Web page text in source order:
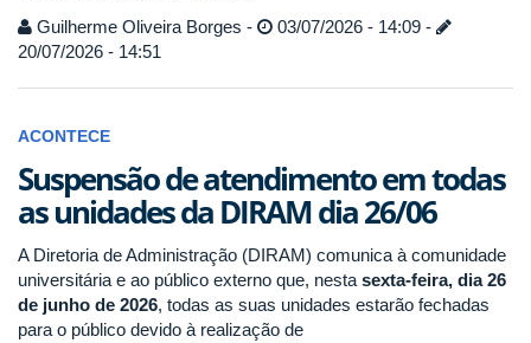
Guilherme Oliveira Borges -
03/07/2026 - 14:09 -
20/07/2026 - 14:51
ACONTECE
Suspensão de atendimento em todas
as unidades da DIRAM dia 26/06
A Diretoria de Administração (DIRAM) comunica à comunidade
universitária e ao público externo que, nesta sexta-feira, dia 26
de junho de 2026, todas as suas unidades estarão fechadas
para o público devido à realização de